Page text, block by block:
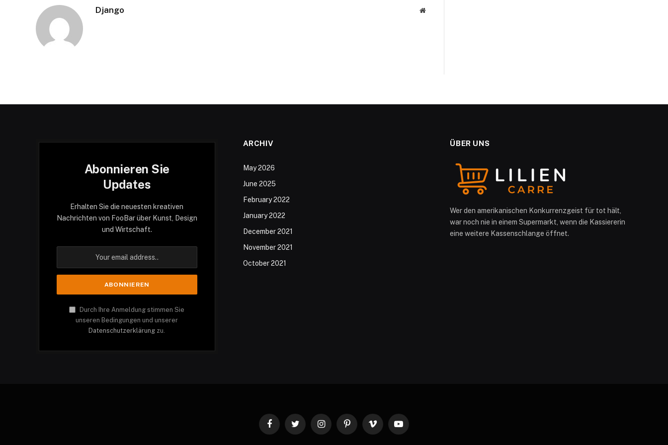
Django Website
Abonnieren Sie
Updates
Erhalten Sie die neuesten kreativen
Nachrichten von FooBar über Kunst, Design
und Wirtschaft.
Durch Ihre Anmeldung stimmen Sie
unseren Bedingungen und unserer
Datenschutzerklärung zu.
ARCHIV
May 2026
June 2025
February 2022
January 2022
December 2021
November 2021
October 2021
ÜBER UNS
Wer den amerikanischen Konkurrenzgeist für tot hält,
war noch nie in einem Supermarkt, wenn die Kassiererin
eine weitere Kassenschlange öffnet.
FacebookTwitter InstagramPinterestVimeo YouTube